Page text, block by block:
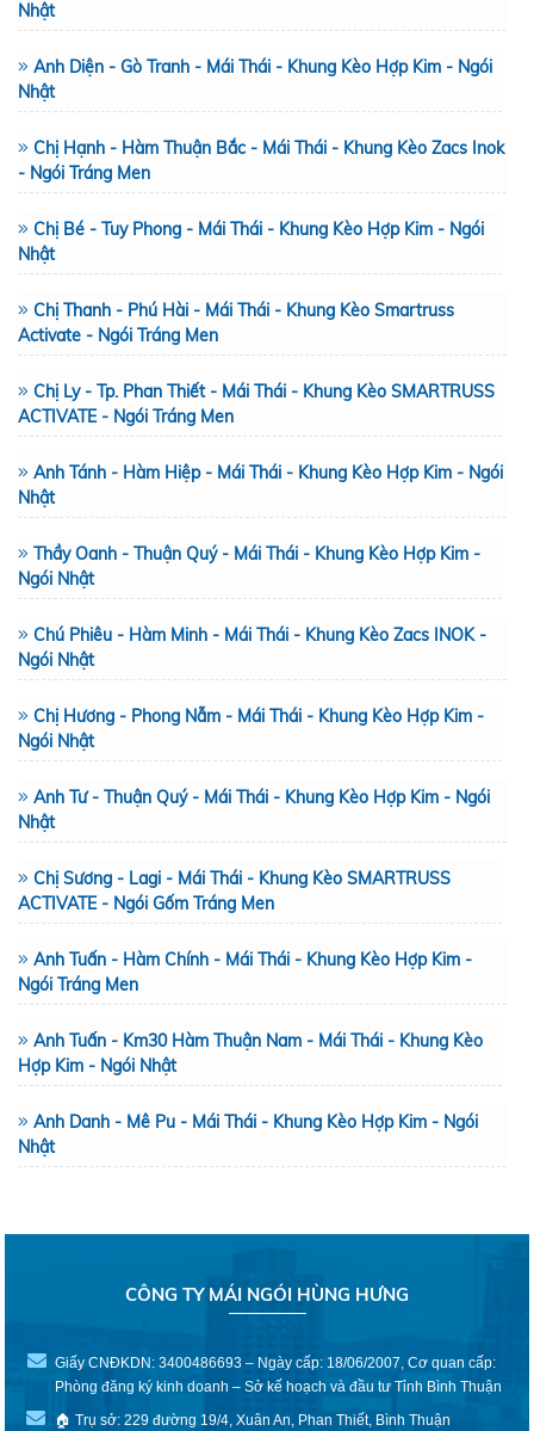
Nhật
Anh Diện - Gò Tranh - Mái Thái - Khung Kèo Hợp Kim - Ngói
Nhật
Chị Hạnh - Hàm Thuận Bắc - Mái Thái - Khung Kèo Zacs Inok
- Ngói Tráng Men
Chị Bé - Tuy Phong - Mái Thái - Khung Kèo Hợp Kim - Ngói
Nhật
Chị Thanh - Phú Hài - Mái Thái - Khung Kèo Smartruss
Activate - Ngói Tráng Men
Chị Ly - Tp. Phan Thiết - Mái Thái - Khung Kèo SMARTRUSS
ACTIVATE - Ngói Tráng Men
Anh Tánh - Hàm Hiệp - Mái Thái - Khung Kèo Hợp Kim - Ngói
Nhật
Thầy Oanh - Thuận Quý - Mái Thái - Khung Kèo Hợp Kim -
Ngói Nhật
Chú Phiêu - Hàm Minh - Mái Thái - Khung Kèo Zacs INOK -
Ngói Nhật
Chị Hương - Phong Nẫm - Mái Thái - Khung Kèo Hợp Kim -
Ngói Nhật
Anh Tư - Thuận Quý - Mái Thái - Khung Kèo Hợp Kim - Ngói
Nhật
Chị Sương - Lagi - Mái Thái - Khung Kèo SMARTRUSS
ACTIVATE - Ngói Gốm Tráng Men
Anh Tuấn - Hàm Chính - Mái Thái - Khung Kèo Hợp Kim -
Ngói Tráng Men
Anh Tuấn - Km30 Hàm Thuận Nam - Mái Thái - Khung Kèo
Hợp Kim - Ngói Nhật
Anh Danh - Mê Pu - Mái Thái - Khung Kèo Hợp Kim - Ngói
Nhật
CÔNG TY MÁI NGÓI HÙNG HƯNG
Giấy CNĐKDN: 3400486693 – Ngày cấp: 18/06/2007, Cơ quan cấp:
Phòng đăng ký kinh doanh – Sở kế hoạch và đầu tư Tỉnh Bình Thuận
🏠 Trụ sở: 229 đường 19/4, Xuân An, Phan Thiết, Bình Thuận